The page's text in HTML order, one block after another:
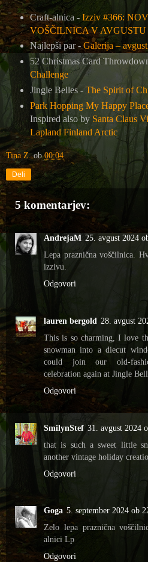
Craft-alnica - Izziv #366:
VOŠČILNICA V AVGUSTU
Najlepši par -Galerija –
52 Christmas Card
Challenge
Jingle Belles - The Spirit of
Park Hopping My Happy
Inspired also by Santa Claus
Lapland Finland Arctic
Tina Z. ob00:04
Deli
5 komentarjev:
AndrejaM 25. avgust 2024
Lepa praznična voščilnica.
izzivu.
Odgovori
lauren bergold 28. avgust
This is so charming, I love
snowman into a diecut
could join our old-
celebration again at Jingle
Odgovori
SmilynStef 31. avgust 2024
that is such a sweet little
another vintage holiday
Odgovori
Goga 5. september 2024 ob
Zelo lepa praznična
alnici Lp
Odgovori